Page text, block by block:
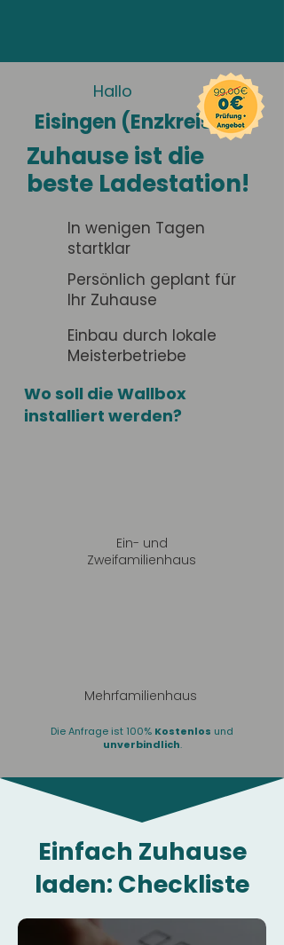
Hallo
Eisingen (Enzkreis)
Zuhause ist die
beste Ladestation!
In wenigen Tagen
startklar
Persönlich geplant für
Ihr Zuhause
Einbau durch lokale
Meisterbetriebe
Wo soll die Wallbox
installiert werden?
Ein- und
Zweifamilienhaus
Mehrfamilienhaus
Die Anfrage ist 100% Kostenlos und
unverbindlich.
Einfach Zuhause
laden: Checkliste